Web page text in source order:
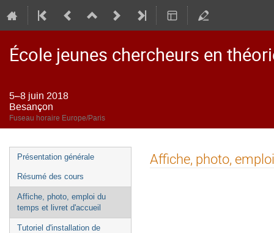
École jeunes chercheurs en
5–8 juin 2018
Besançon
Fuseau horaire Europe/Paris
Menu
de
l'événement
Présentation générale
Résumé des cours
Affiche, photo, emploi du
temps et livret d'accueil
Tutoriel d'installation de
Affiche, photo,